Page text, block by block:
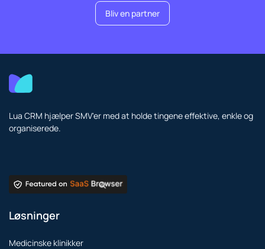
Bliv en partner
Lua CRM hjælper SMV'er med at holde tingene effektive, enkle og
organiserede.
Løsninger
Medicinske klinikker